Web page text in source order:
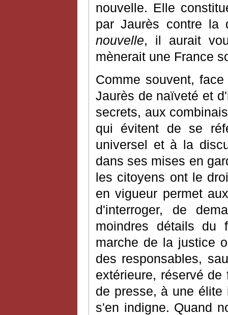
nouvelle. Elle
par Jaurès contre la
nouvelle, il aurait
mènerait une France
Comme souvent,
Jaurès de naïveté et
secrets, aux
qui évitent de se
universel et à la
dans ses mises en
les citoyens ont le
en vigueur permet
d'interroger, de
moindres détails du
marche de la justice
des responsables,
extérieure, réservé
de presse, à une élite
s'en indigne. Quand